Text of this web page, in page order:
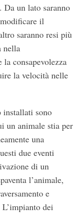
Da un lato saranno
il
saranno resi più
nella
consapevolezza
la velocità nelle
installati sono
un animale stia per
una
due eventi
di un
l’animale,
e
dei